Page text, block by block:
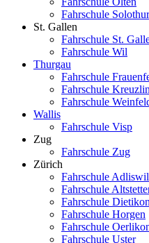
Fahrschule
St. Gallen
Fahrschule St.
Fahrschule Wil
Thurgau
Fahrschule
Fahrschule
Fahrschule
Wallis
Fahrschule Visp
Zug
Fahrschule Zug
Zürich
Fahrschule Adliswil
Fahrschule
Fahrschule Dietikon
Fahrschule Horgen
Fahrschule
Fahrschule Uster